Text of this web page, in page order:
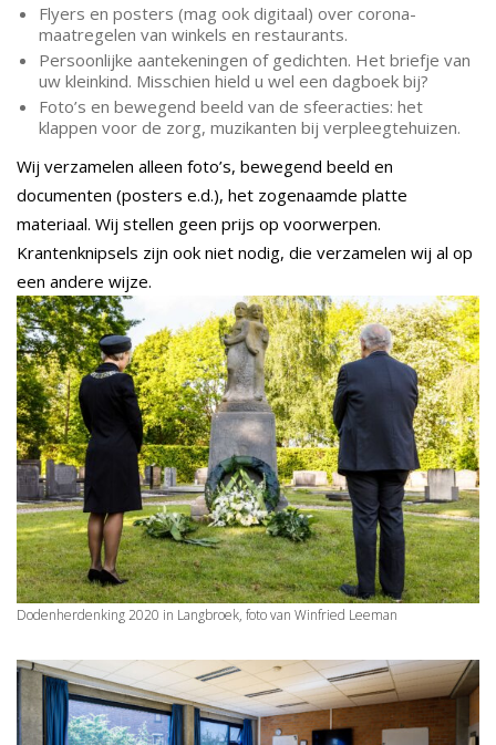
Flyers en posters (mag ook digitaal) over corona-
maatregelen van winkels en restaurants.
Persoonlijke aantekeningen of gedichten. Het briefje van
uw kleinkind. Misschien hield u wel een dagboek bij?
Foto’s en bewegend beeld van de sfeeracties: het
klappen voor de zorg, muzikanten bij verpleegtehuizen.
Wij verzamelen alleen foto’s, bewegend beeld en
documenten (posters e.d.), het zogenaamde platte
materiaal. Wij stellen geen prijs op voorwerpen.
Krantenknipsels zijn ook niet nodig, die verzamelen wij al op
een andere wijze.
Dodenherdenking 2020 in Langbroek, foto van Winfried Leeman